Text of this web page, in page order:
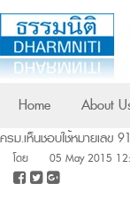
Home About
ครม.เห็นชอบใช้หมายเลข
โดย 05 May 2015